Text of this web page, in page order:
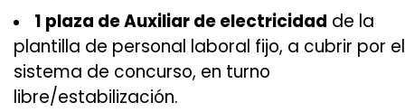
1 plaza de Auxiliar de electricidad de la
plantilla de personal laboral fijo, a cubrir por el
sistema de concurso, en turno
libre/estabilización.